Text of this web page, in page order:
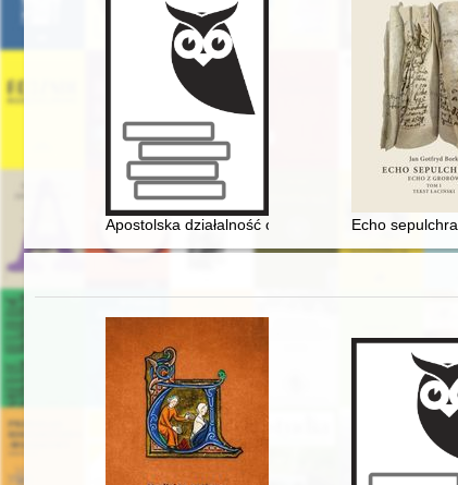
Apostolska działalność opiekuńcza Księży
Echo